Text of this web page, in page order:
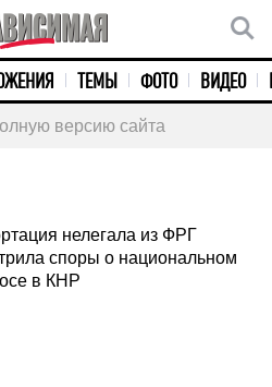
ТЕМЫ ФОТО ВИДЕО
версию сайта
нелегала из ФРГ
споры о национальном
в КНР